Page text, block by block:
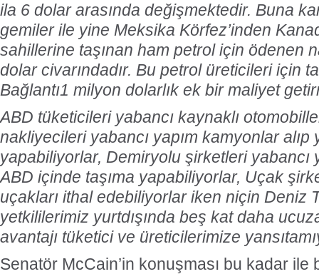
ila 6 dolar arasında değişmektedir. Buna
gemiler ile yine Meksika Körfez’inden
sahillerine taşınan ham petrol için ödenen
dolar civarındadır. Bu petrol üreticileri için
Bağlantı1 milyon dolarlık ek bir maliyet
ABD tüketicileri yabancı kaynaklı
nakliyecileri yabancı yapım kamyonlar alıp
yapabiliyorlar, Demiryolu şirketleri yabancı
ABD içinde taşıma yapabiliyorlar, Uçak
uçakları ithal edebiliyorlar iken niçin Deniz
yetkililerimiz yurtdışında beş kat daha
avantajı tüketici ve üreticilerimize
Senatör McCain’in konuşması bu kadar ile